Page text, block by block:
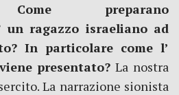
Come preparano
un ragazzo israeliano ad
In particolare come l’
presentato? La nostra
La narrazione sionista